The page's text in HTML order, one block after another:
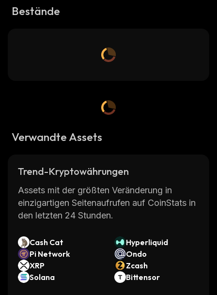
Bestände
Verwandte Assets
Trend-Kryptowährungen
Assets mit der größten Veränderung in
einzigartigen Seitenaufrufen auf CoinStats in
den letzten 24 Stunden.
Cash Cat
Hyperliquid
Pi Network
Ondo
XRP
Zcash
Solana
Bittensor